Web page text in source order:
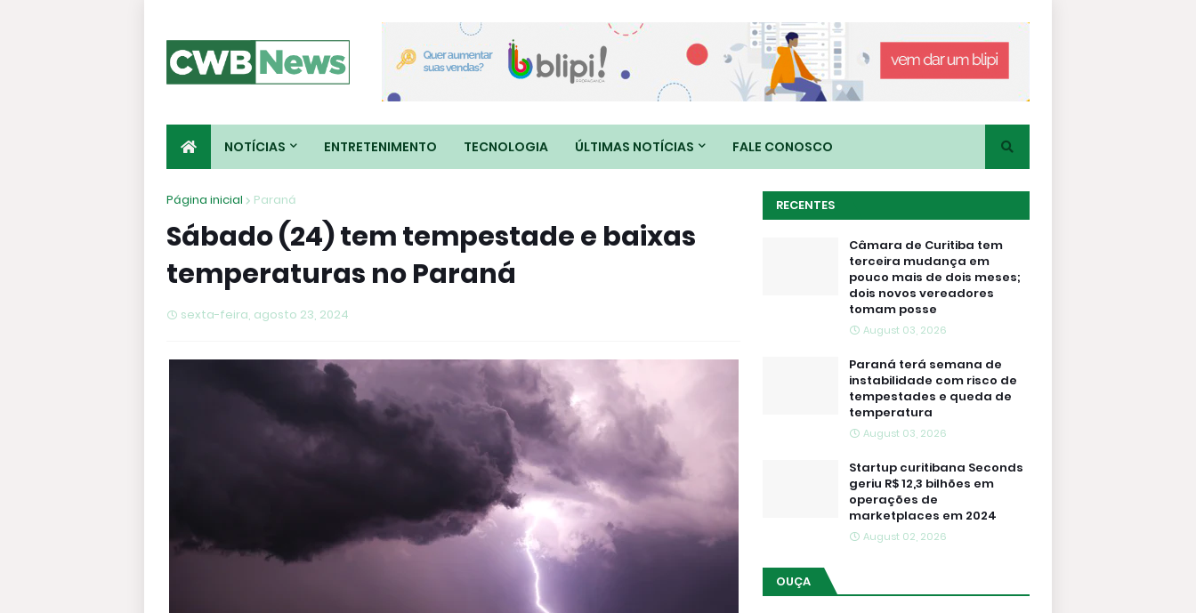
NOTÍCIAS ENTRETENIMENTO TECNOLOGIA ÚLTIMAS NOTÍCIAS FALE CONOSCO
Página inicial Paraná
Sábado (24) tem tempestade e baixas
temperaturas no Paraná
sexta-feira, agosto 23, 2024
RECENTES
Câmara de Curitiba tem
terceira mudança em
pouco mais de dois meses;
dois novos vereadores
tomam posse
August 03, 2026
Paraná terá semana de
instabilidade com risco de
tempestades e queda de
temperatura
August 03, 2026
Startup curitibana Seconds
geriu R$ 12,3 bilhões em
operações de
marketplaces em 2024
August 02, 2026
OUÇA